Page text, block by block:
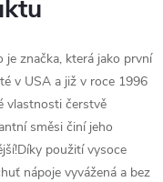
je značka, která jako první
v USA a již v roce 1996
vlastnosti čerstvě
směsi činí jeho
použití vysoce
nápoje vyvážená a bez